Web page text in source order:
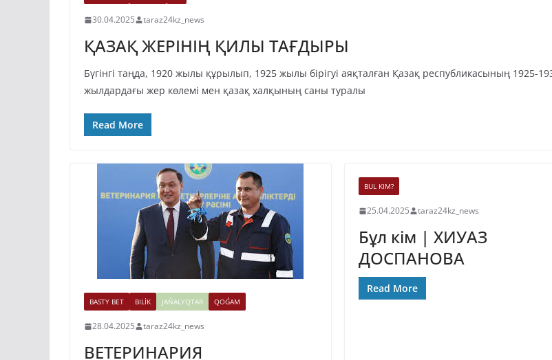
30.04.2025 taraz24kz_news
ҚАЗАҚ ЖЕРІНІҢ ҚИЛЫ ТАҒДЫРЫ
Бүгінгі таңда, 1920 жылы құрылып, 1925 жылы бірігуі аяқталған Қазақ республикасының 1925-
жылдардағы жер көлемі мен қазақ халқының саны туралы
Read More
BASTY BET BILİK JAŃALYQTAR QOǴAM
28.04.2025 taraz24kz_news
ВЕТЕРИНАРИЯ
BUL KIM?
25.04.2025 taraz24kz_news
Бұл кім | ХИУАЗ
ДОСПАНОВА
Read More